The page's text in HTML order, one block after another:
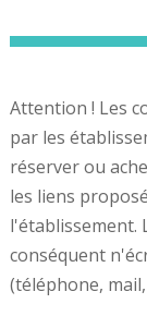
Attention ! Les
par les
réserver ou
les liens
l'établissement.
conséquent
(téléphone, mail,